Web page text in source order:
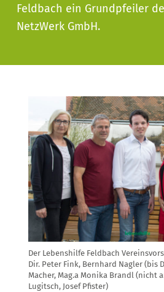
Feldbach ein Grundpfeiler
NetzWerk GmbH.
Der Lebenshilfe Feldbach
Dir. Peter Fink, Bernhard Nagler (bis
Macher, Mag.a Monika Brandl (nicht
Lugitsch, Josef Pfister)